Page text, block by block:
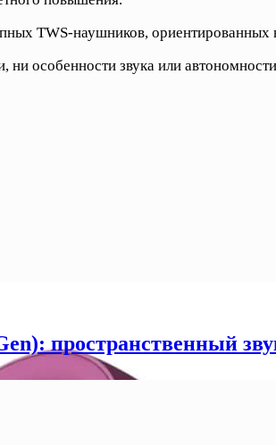
TWS-наушников,
особенности звука или
пространственный